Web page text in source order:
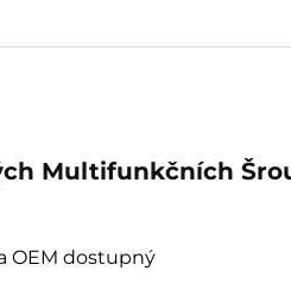
Multifunkčních
OEM dostupný